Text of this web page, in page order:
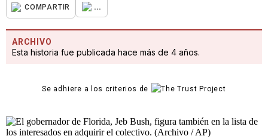
COMPARTIR ...
ARCHIVO
Esta historia fue publicada hace más de 4 años.
Se adhiere a los criterios de